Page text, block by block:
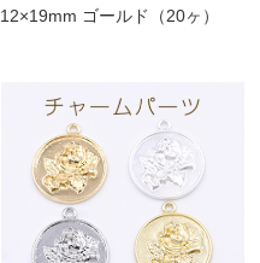
12×19mm ゴールド（20ヶ）